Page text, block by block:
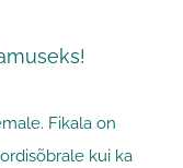
Fikala on
kui ka